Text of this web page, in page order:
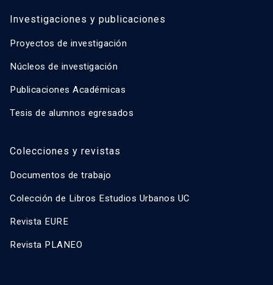
Investigaciones y publicaciones
Proyectos de investigación
Núcleos de investigación
Publicaciones Académicas
Tesis de alumnos egresados
Colecciones y revistas
Documentos de trabajo
Colección de Libros Estudios Urbanos UC
Revista EURE
Revista PLANEO